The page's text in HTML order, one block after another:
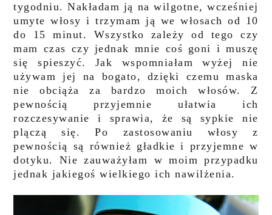
tygodniu. Nakładam ją na wilgotne, wcześniej
umyte włosy i trzymam ją we włosach od 10
do 15 minut. Wszystko zależy od tego czy
mam czas czy jednak mnie coś goni i muszę
się spieszyć. Jak wspomniałam wyżej nie
używam jej na bogato, dzięki czemu maska
nie obciąża za bardzo moich włosów. Z
pewnością przyjemnie ułatwia ich
rozczesywanie i sprawia, że są sypkie nie
plączą się. Po zastosowaniu włosy z
pewnością są również gładkie i przyjemne w
dotyku. Nie zauważyłam w moim przypadku
jednak jakiegoś wielkiego ich nawilżenia.